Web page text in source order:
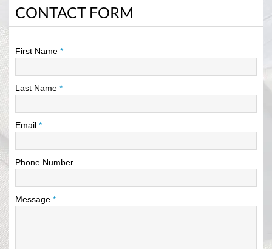
CONTACT FORM
First Name *
Last Name *
Email *
Phone Number
Message *